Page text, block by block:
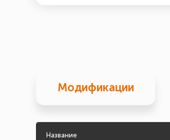
Модификации
Название